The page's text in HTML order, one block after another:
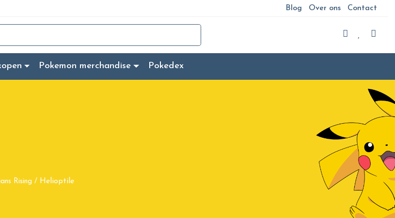
Blog Over ons Contact
Pokemon merchandise Pokedex
Rising / Helioptile